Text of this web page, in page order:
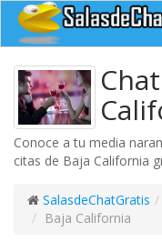
Conoce a tu media
citas de Baja California
SalasdeChatGratis
Baja California